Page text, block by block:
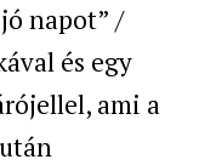
napot” /
és egy
ami a